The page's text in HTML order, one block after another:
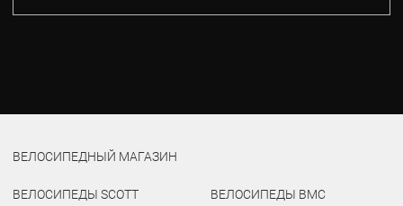
ВЕЛОСИПЕДНЫЙ МАГАЗИН
ВЕЛОСИПЕДЫ SCOTT
ВЕЛОСИПЕДЫ BMC